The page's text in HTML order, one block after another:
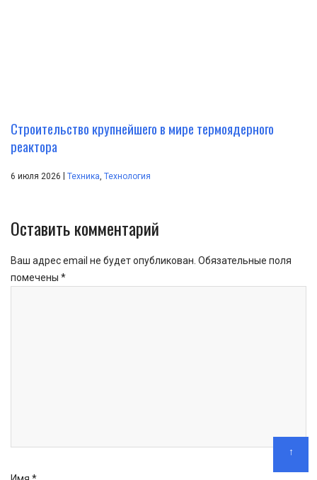
Строительство крупнейшего в мире термоядерного
реактора
6 июля 2026 Техника, Технология
Оставить комментарий
Ваш адрес email не будет опубликован. Обязательные поля
помечены *
↑